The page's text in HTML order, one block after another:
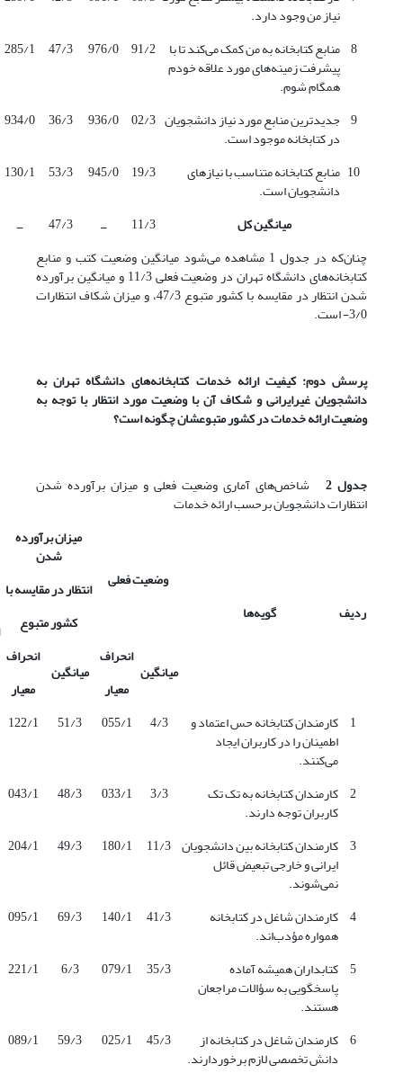
نیاز من وجود دارد.
8 منابع کتابخانه به من کمک می‌کند تا با
پیشرفت زمینه‌های مورد علاقه خودم
همگام شوم.
91/2
976/0
47/3
285/1
9 جدیدترین منابع مورد نیاز دانشجویان
در کتابخانه موجود است.
02/3
936/0
36/3
934/0
10 منابع کتابخانه متناسب با نیازهای
دانشجویان است.
19/3
945/0
53/3
130/1
میانگین کل 11/3 ــ 47/3
ــ
چنان‌که در جدول 1 مشاهده می‌شود میانگین وضعیت کتب و منابع
کتابخانه‌های دانشگاه تهران در وضعیت فعلی 11/3 و میانگین برآورده
شدن انتظار در مقایسه با کشور متبوع 47/3، و میزان شکاف انتظارات
3/0- است.
پرسش دوم:کیفیت ارائه خدمات کتابخانه‌های دانشگاه تهران به
دانشجویان غیرایرانی و شکاف آن با وضعیت مورد انتظار با توجه به
وضعیت ارائه خدمات در کشور متبوعشان چگونه است؟
جدول 2 شاخص‌های آماری وضعیت فعلی و میزان برآورده شدن
انتظارات دانشجویان برحسب ارائه خدمات
ردیف گویه‌ها
وضعیت فعلی
میزان برآورده
شدن
انتظار در مقایسه با
کشور متبوع
میانگین
انحراف
معیار
میانگین
انحراف
معیار
1 کارمندان کتابخانه حس اعتماد و
اطمینان را در کاربران ایجاد
می‌کنند.
4/3
055/1
51/3
122/1
2 کارمندان کتابخانه به تک تک
کاربران توجه دارند.
3/3
033/1
48/3
043/1
3 کارمندان کتابخانه بین دانشجویان
ایرانی و خارجی تبعیض قائل
نمی‌شوند.
11/3
180/1
49/3
204/1
4 کارمندان شاغل در کتابخانه
همواره مؤدب‌اند.
41/3
140/1
69/3
095/1
5 کتابداران همیشه آماده
پاسخگویی به سؤالات مراجعان
هستند.
35/3
079/1
6/3
221/1
6 کارمندان شاغل در کتابخانه از
دانش تخصصی لازم برخوردارند.
45/3
025/1
59/3
089/1